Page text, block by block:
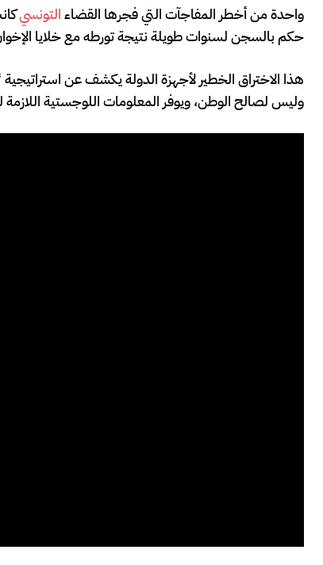
واحدة من أخطر المفاجآت التي فجرها القضاءالتونسي
حكم بالسجن لسنوات طويلة نتيجة تورطه مع خلايا
هذا الاختراق الخطير لأجهزة الدولة يكشف عن
وليس لصالح الوطن، ويوفر المعلومات اللوجستية اللازمة